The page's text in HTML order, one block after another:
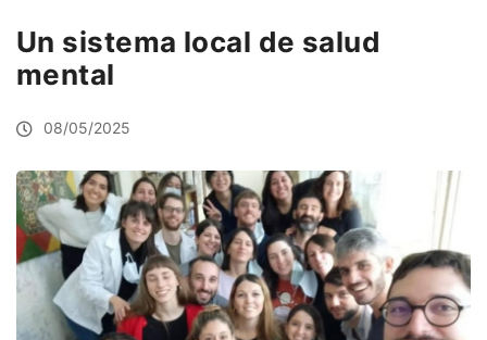
Un sistema local de salud
mental
08/05/2025